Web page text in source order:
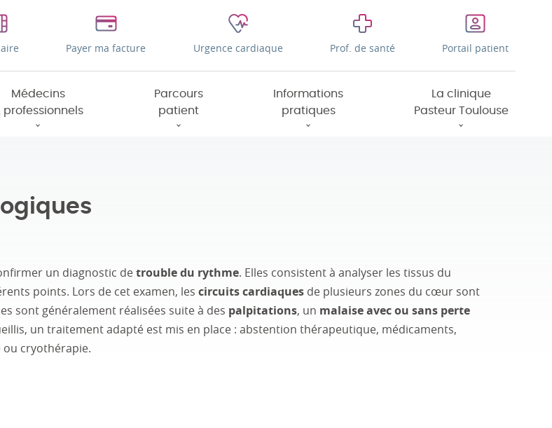
Payer ma facture Urgence cardiaque Prof. de santé Portail patient
Médecins
professionnels
Parcours
patient
Informations
pratiques
La clinique
Pasteur Toulouse
un diagnostic detrouble du rythme. Elles consistent à analyser les tissus du
points. Lors de cet examen, les circuits cardiaques de plusieurs zones du cœur sont
sont généralement réalisées suite à des palpitations, un malaise avec ou sans perte
un traitement adapté est mis en place : abstention thérapeutique, médicaments,
cryothérapie.